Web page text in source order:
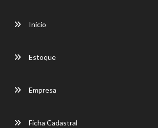
Início
Estoque
Empresa
Ficha Cadastral